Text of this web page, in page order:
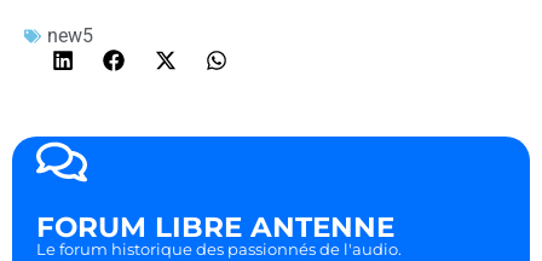
new5
FORUM LIBRE ANTENNE
Le forum historique des passionnés de l'audio.